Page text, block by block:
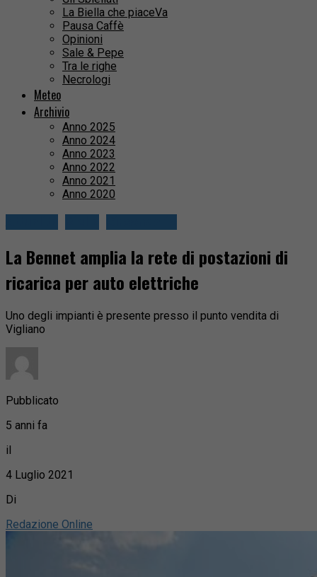
La Biella che piaceVa
Pausa Caffè
Opinioni
Sale & Pepe
Tra le righe
Necrologi
Meteo
Archivio
Anno 2025
Anno 2024
Anno 2023
Anno 2022
Anno 2021
Anno 2020
La Bennet amplia la rete di postazioni di
ricarica per auto elettriche
Uno degli impianti è presente presso il punto vendita di
Vigliano
Pubblicato
5 anni fa
il
4 Luglio 2021
Di
Redazione Online